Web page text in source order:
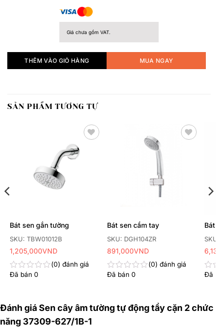
Giá chưa gồm VAT.
THÊM VÀO GIỎ HÀNG MUA NGAY
SẢN PHẨM TƯƠNG TỰ
SKU: TBW01012B
Bát sen gắn tường
Được
5
0
đánh giá
Đã bán 0
1,205,000VND
SKU: DGH104ZR
Bát sen cầm tay
Được
5
sao
0
đánh giá
Đã bán 0
891,000VND
Bát
5
Đã
Đánh giá Sen cây âm tường tự động tẩy cặn 2 chức
năng 37309-627/1B-1